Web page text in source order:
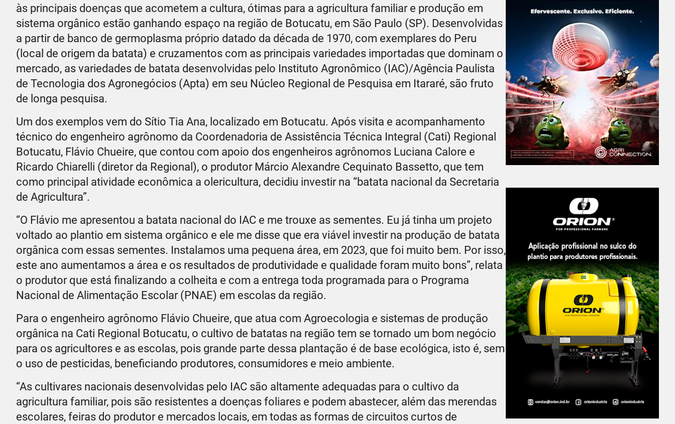
às principais doenças que acometem a cultura, ótimas para a agricultura familiar e produção em
sistema orgânico estão ganhando espaço na região de Botucatu, em São Paulo (SP). Desenvolvidas
a partir de banco de germoplasma próprio datado da década de 1970, com exemplares do Peru
(local de origem da batata) e cruzamentos com as principais variedades importadas que dominam o
mercado, as variedades de batata desenvolvidas pelo Instituto Agronômico (IAC)/Agência Paulista
de Tecnologia dos Agronegócios (Apta) em seu Núcleo Regional de Pesquisa em Itararé, são fruto
de longa pesquisa.
Um dos exemplos vem do Sítio Tia Ana, localizado em Botucatu. Após visita e acompanhamento
técnico do engenheiro agrônomo da Coordenadoria de Assistência Técnica Integral (Cati) Regional
Botucatu, Flávio Chueire, que contou com apoio dos engenheiros agrônomos Luciana Calore e
Ricardo Chiarelli (diretor da Regional), o produtor Márcio Alexandre Cequinato Bassetto, que tem
como principal atividade econômica a olericultura, decidiu investir na “batata nacional da Secretaria
de Agricultura”.
“O Flávio me apresentou a batata nacional do IAC e me trouxe as sementes. Eu já tinha um projeto
voltado ao plantio em sistema orgânico e ele me disse que era viável investir na produção de batata
orgânica com essas sementes. Instalamos uma pequena área, em 2023, que foi muito bem. Por isso,
este ano aumentamos a área e os resultados de produtividade e qualidade foram muito bons”, relata
o produtor que está finalizando a colheita e com a entrega toda programada para o Programa
Nacional de Alimentação Escolar (PNAE) em escolas da região.
Para o engenheiro agrônomo Flávio Chueire, que atua com Agroecologia e sistemas de produção
orgânica na Cati Regional Botucatu, o cultivo de batatas na região tem se tornado um bom negócio
para os agricultores e as escolas, pois grande parte dessa plantação é de base ecológica, isto é, sem
o uso de pesticidas, beneficiando produtores, consumidores e meio ambiente.
“As cultivares nacionais desenvolvidas pelo IAC são altamente adequadas para o cultivo da
agricultura familiar, pois são resistentes a doenças foliares e podem abastecer, além das merendas
escolares, feiras do produtor e mercados locais, em todas as formas de circuitos curtos de